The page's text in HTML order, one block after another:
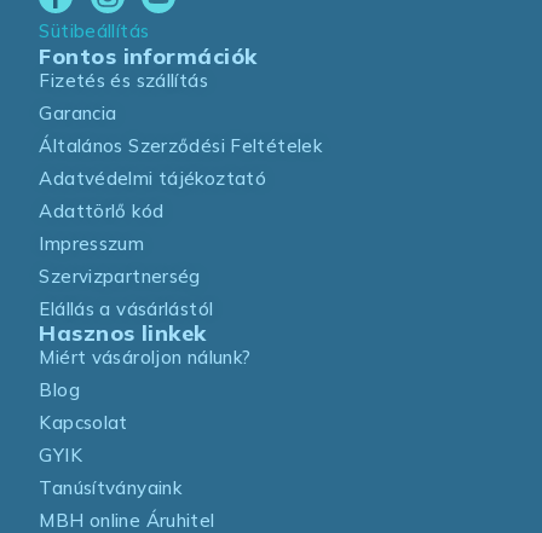
Sütibeállítás
Fontos információk
Fizetés és szállítás
Garancia
Általános Szerződési Feltételek
Adatvédelmi tájékoztató
Adattörlő kód
Impresszum
Szervizpartnerség
Elállás a vásárlástól
Hasznos linkek
Miért vásároljon nálunk?
Blog
Kapcsolat
GYIK
Tanúsítványaink
MBH online Áruhitel